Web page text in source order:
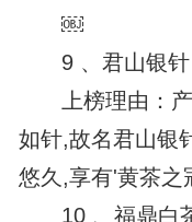
￼
9 、君山银针
上榜理由：
如针,故名君山银
悠久,享有'黄茶之
10 、福鼎白